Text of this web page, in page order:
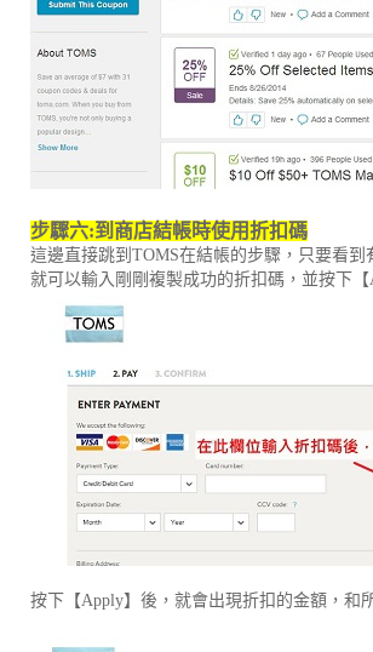
步驟六:到商店結帳時使用折扣碼
這邊直接跳到TOMS在結帳的步驟，只要看到
就可以輸入剛剛複製成功的折扣碼，並按下【
按下 【Apply】 後，就會出現折扣的金額，和